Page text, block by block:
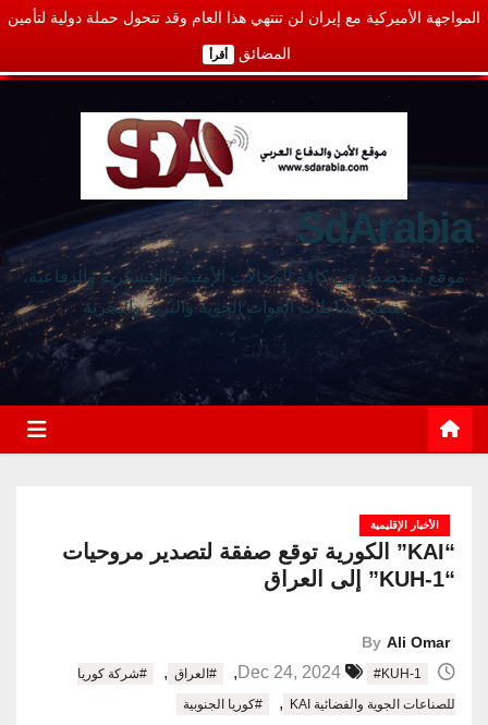
المواجهة الأميركية مع إيران لن تنتهي هذا العام وقد تتحول حملة دولية لتأمين
المضائق أقرأ
SdArabia
موقع متخصص في كافة المجالات الأمنية والعسكرية والدفاعية،
يغطي نشاطات القوات الجوية والبرية والبحرية
الأخبار الإقليمية
“KAI” الكورية توقع صفقة لتصدير مروحيات
“KUH-1” إلى العراق
By Ali Omar
#KUH-1
, #العراق ,
#شركة كوريا
للصناعات الجوية والفضائية KAI
, #كوريا الجنوبية